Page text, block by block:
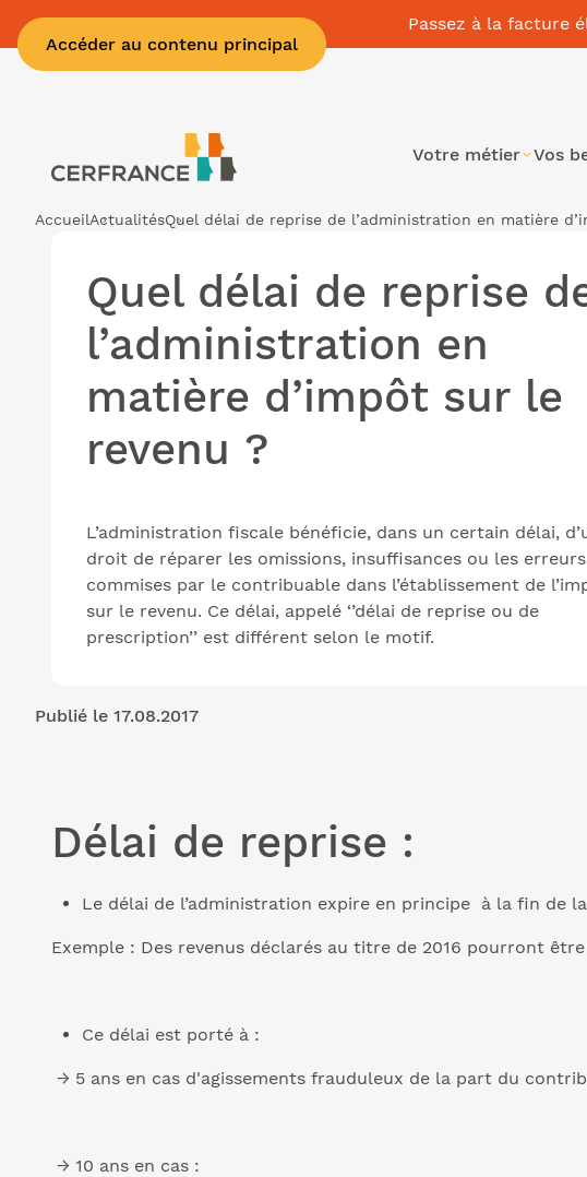
Accéder au contenu principal
Passez à la facture
Votre métier Vos
AccueilActualitésQuel délai de reprise de l’administration en matière
Quel délai de reprise
l’administration en
matière d’impôt sur le
revenu ?
L’administration fiscale bénéficie, dans un certain délai,
droit de réparer les omissions, insuffisances ou les erreurs
commises par le contribuable dans l’établissement de
sur le revenu. Ce délai, appelé ‘’délai de reprise ou de
prescription’’ est différent selon le motif.
Publié le 17.08.2017
Délai de reprise :
Le délai de l’administration expire en principe à la fin de
Exemple : Des revenus déclarés au titre de 2016 pourront
Ce délai est porté à :
→ 5 ans en cas d'agissements frauduleux de la part du
→ 10 ans en cas :